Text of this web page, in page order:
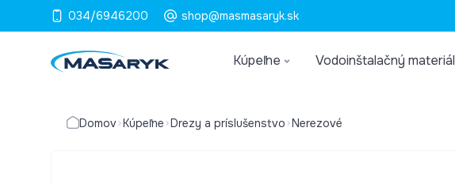
034/6946200 shop@masmasaryk.sk
Kúpeľne Vodoinštalačný materiál
Domov Kúpeľne Drezy a príslušenstvo Nerezové